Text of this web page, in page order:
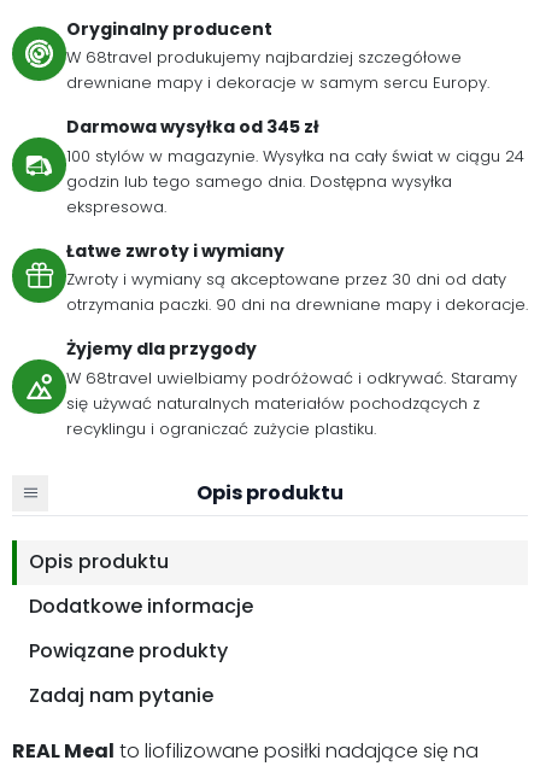
Oryginalny producent
W 68travel produkujemy najbardziej szczegółowe
drewniane mapy i dekoracje w samym sercu Europy.
Darmowa wysyłka od 345 zł
100 stylów w magazynie. Wysyłka na cały świat w ciągu 24
godzin lub tego samego dnia. Dostępna wysyłka
ekspresowa.
Łatwe zwroty i wymiany
Zwroty i wymiany są akceptowane przez 30 dni od daty
otrzymania paczki. 90 dni na drewniane mapy i dekoracje.
Żyjemy dla przygody
W 68travel uwielbiamy podróżować i odkrywać. Staramy
się używać naturalnych materiałów pochodzących z
recyklingu i ograniczać zużycie plastiku.
Opis produktu
Opis produktu
Dodatkowe informacje
Powiązane produkty
Zadaj nam pytanie
REAL Meal to liofilizowane posiłki nadające się na